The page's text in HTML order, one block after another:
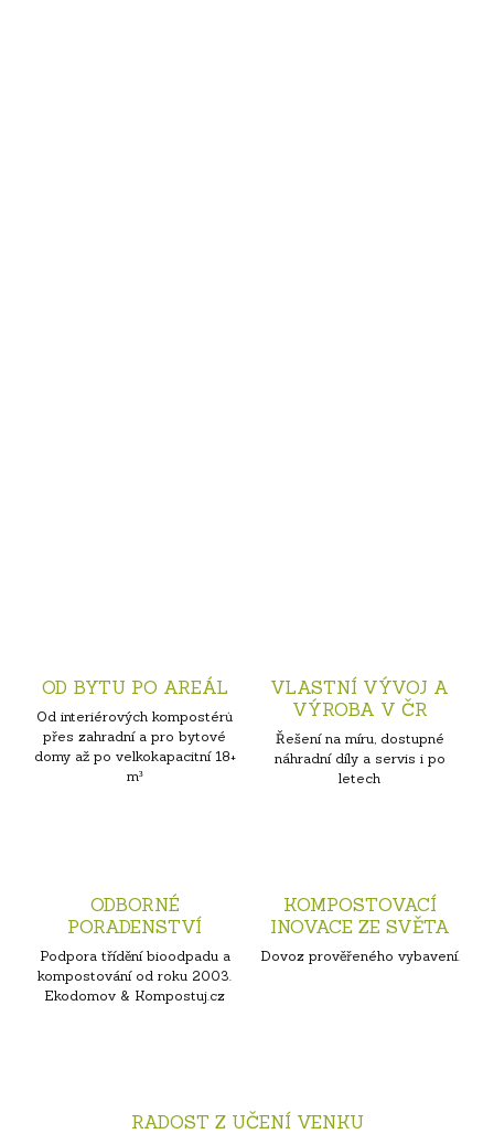
OD BYTU PO AREÁL
Od interiérových kompostérů
přes zahradní a pro bytové
domy až po velkokapacitní 18+
m³
VLASTNÍ VÝVOJ A
VÝROBA V ČR
Řešení na míru, dostupné
náhradní díly a servis i po
letech
ODBORNÉ
PORADENSTVÍ
Podpora třídění bioodpadu a
kompostování od roku 2003.
Ekodomov & Kompostuj.cz
KOMPOSTOVACÍ
INOVACE ZE SVĚTA
Dovoz prověřeného vybavení.
RADOST Z UČENÍ VENKU